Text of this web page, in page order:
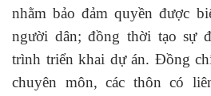
nhằm bảo đảm quyền được
người dân; đồng thời tạo sự
trình triển khai dự án. Đồng
chuyên môn, các thôn có